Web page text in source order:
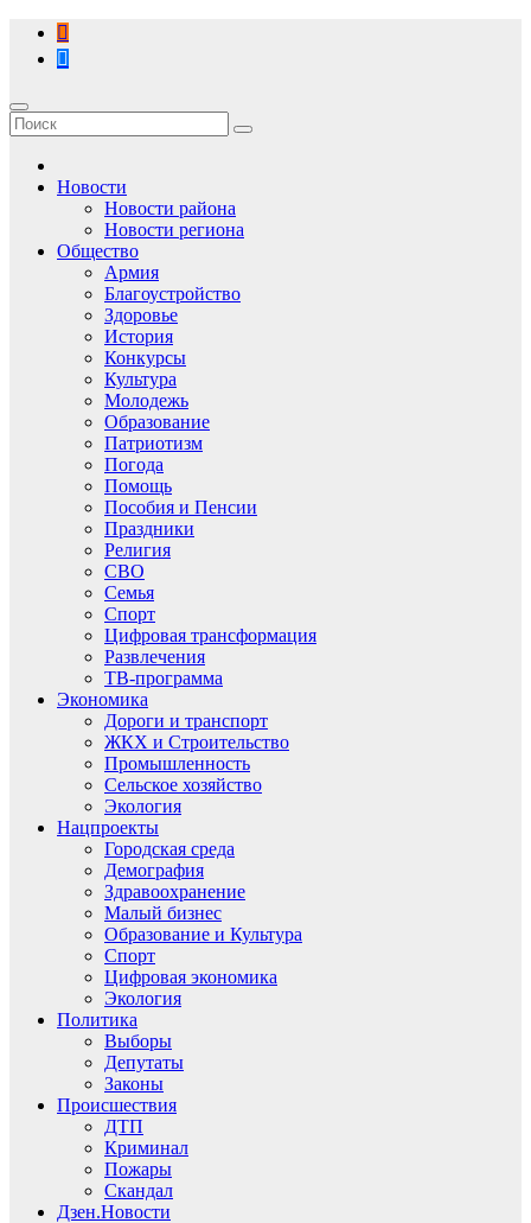
Перейти
содержимому
Новости
Новости района
Новости региона
Общество
Армия
Благоустройство
Здоровье
История
Конкурсы
Культура
Молодежь
Образование
Патриотизм
Погода
Помощь
Пособия и Пенсии
Праздники
Религия
СВО
Семья
Спорт
Цифровая трансформация
Развлечения
ТВ-программа
Экономика
Дороги и транспорт
ЖКХ и Строительство
Промышленность
Сельское хозяйство
Экология
Нацпроекты
Городская среда
Демография
Здравоохранение
Малый бизнес
Образование и Культура
Спорт
Цифровая экономика
Экология
Политика
Выборы
Депутаты
Законы
Происшествия
ДТП
Криминал
Пожары
Скандал
Дзен.Новости